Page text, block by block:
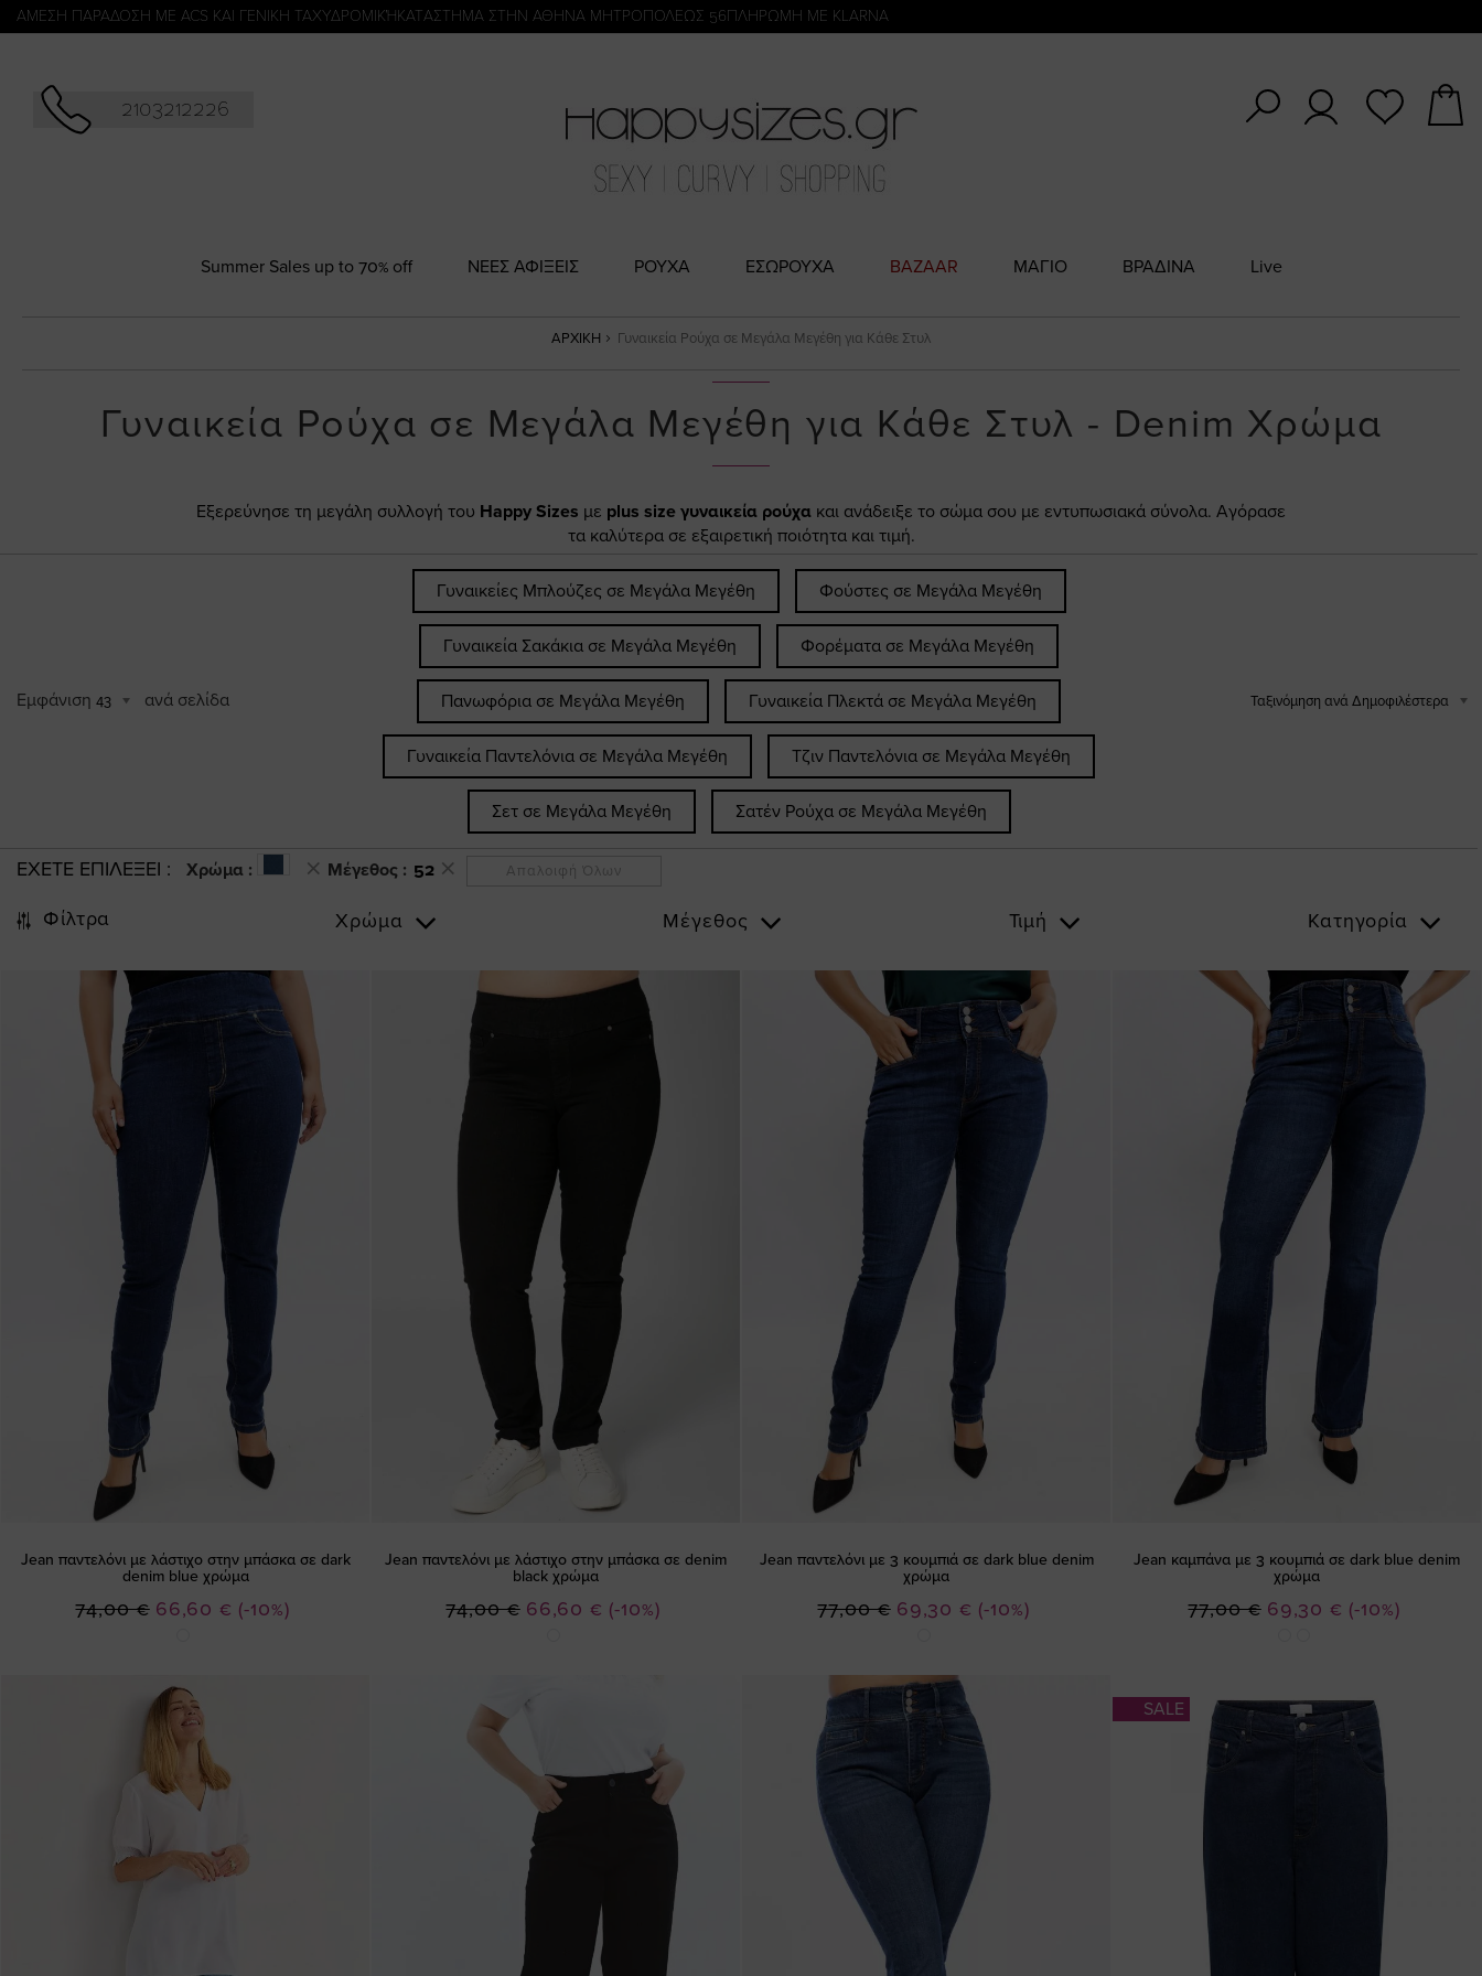
ΑΜΕΣΗ ΠΑΡΑΔΟΣΗ ΜΕ ACS ΚΑΙ ΓΕΝΙΚΗ ΤΑΧΥΔΡΟΜΙΚΉKATΑΣΤΗΜΑ ΣΤΗΝ ΑΘΗΝΑ ΜΗΤΡΟΠΟΛΕΩΣ 56ΠΛΗΡΩΜΗ ΜΕ KLARNA
2103212226
Summer Sales up to 70% off NΕΕΣ ΑΦΙΞΕΙΣ ΡΟΥΧΑ ΕΣΩΡΟΥΧΑ BAZAAR ΜΑΓΙΟ ΒΡΑΔΙΝΑ Live
ΑΡΧΙΚΉ Γυναικεία Ρούχα σε Μεγάλα Μεγέθη για Κάθε Στυλ
Γυναικεία Ρούχα σε Μεγάλα Μεγέθη για Κάθε Στυλ - Denim Χρώμα
Εξερεύνησε τη μεγάλη συλλογή του Happy Sizes με plus size γυναικεία ρούχα και ανάδειξε το σώμα σου με εντυπωσιακά σύνολα. Αγόρασε
τα καλύτερα σε εξαιρετική ποιότητα και τιμή.
Εμφάνιση 43 ανά σελίδα
Γυναικείες Μπλούζες σε Μεγάλα Μεγέθη Φούστες σε Μεγάλα Μεγέθη
Γυναικεία Σακάκια σε Μεγάλα Μεγέθη Φορέματα σε Μεγάλα Μεγέθη
Πανωφόρια σε Μεγάλα Μεγέθη Γυναικεία Πλεκτά σε Μεγάλα Μεγέθη
Γυναικεία Παντελόνια σε Μεγάλα Μεγέθη Τζιν Παντελόνια σε Μεγάλα Μεγέθη
Σετ σε Μεγάλα Μεγέθη Σατέν Ρούχα σε Μεγάλα Μεγέθη
Ταξινόμηση ανά Δημοφιλέστερα
ΕΧΕΤΕ ΕΠΙΛΕΞΕΙ Χρώμα : Μέγεθος : 52 Απαλοιφή Όλων
Φίλτρα Χρώμα Μέγεθος Τιμή Κατηγορία
Jean παντελόνι με λάστιχο στην μπάσκα σε dark
denim blue χρώμα
(-10%)
Ειδική
66,60 €
74,00 €
Jean παντελόνι με λάστιχο στην μπάσκα σε denim
black χρώμα
(-10%)
Ειδική
66,60 €
74,00 €
Jean παντελόνι με 3 κουμπιά σε dark blue denim
χρώμα
(-10%)
Ειδική
69,30 €
77,00 €
Jean καμπάνα με 3 κουμπιά σε dark blue denim
χρώμα
(-10%)
Ειδική
69,30 €
77,00 €
SALE
Αναζήτηση